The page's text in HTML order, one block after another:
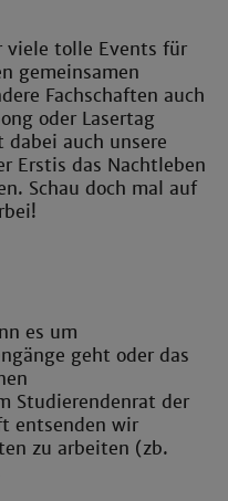
viele tolle Events für
gemeinsamen
Fachschaften auch
oder Lasertag
dabei auch unsere
Erstis das Nachtleben
Schau doch mal auf
es um
geht oder das
Studierendenrat der
entsenden wir
zu arbeiten (zb.